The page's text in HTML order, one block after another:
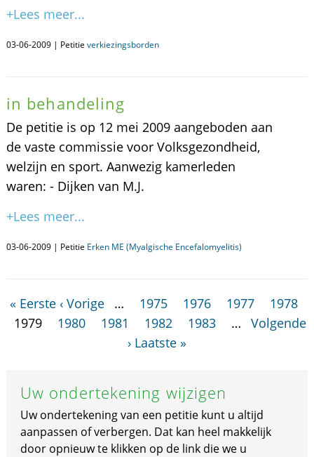
+Lees meer...
03-06-2009 | Petitie verkiezingsborden
in behandeling
De petitie is op 12 mei 2009 aangeboden aan
de vaste commissie voor Volksgezondheid,
welzijn en sport. Aanwezig kamerleden
waren: - Dijken van M.J.
+Lees meer...
03-06-2009 | Petitie Erken ME (Myalgische Encefalomyelitis)
« Eerste ‹ Vorige … 1975 1976 1977
1978
1979
1980 1981 1982 1983 …
Volgende
› Laatste »
Uw ondertekening wijzigen
Uw ondertekening van een petitie kunt u altijd
aanpassen of verbergen. Dat kan heel makkelijk
door opnieuw te klikken op de link die we u